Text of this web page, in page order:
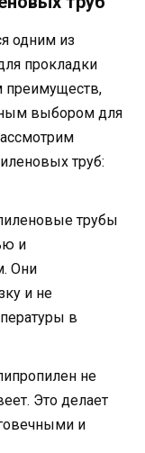
одним из
прокладки
преимуществ,
выбором для
труб:
трубы
и
Они
и не
в
не
Это делает
и